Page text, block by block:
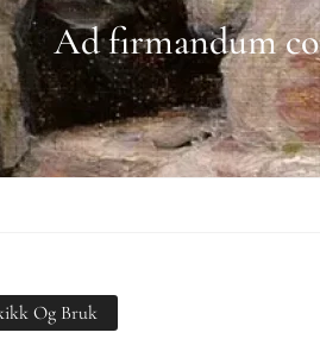
Ad firmandum
Og Bruk